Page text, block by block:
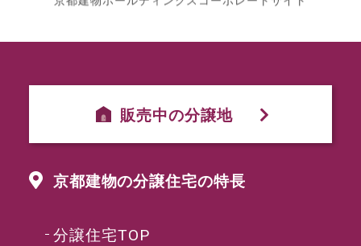
販売中の分譲地
京都建物の分譲住宅の特長
分譲住宅TOP